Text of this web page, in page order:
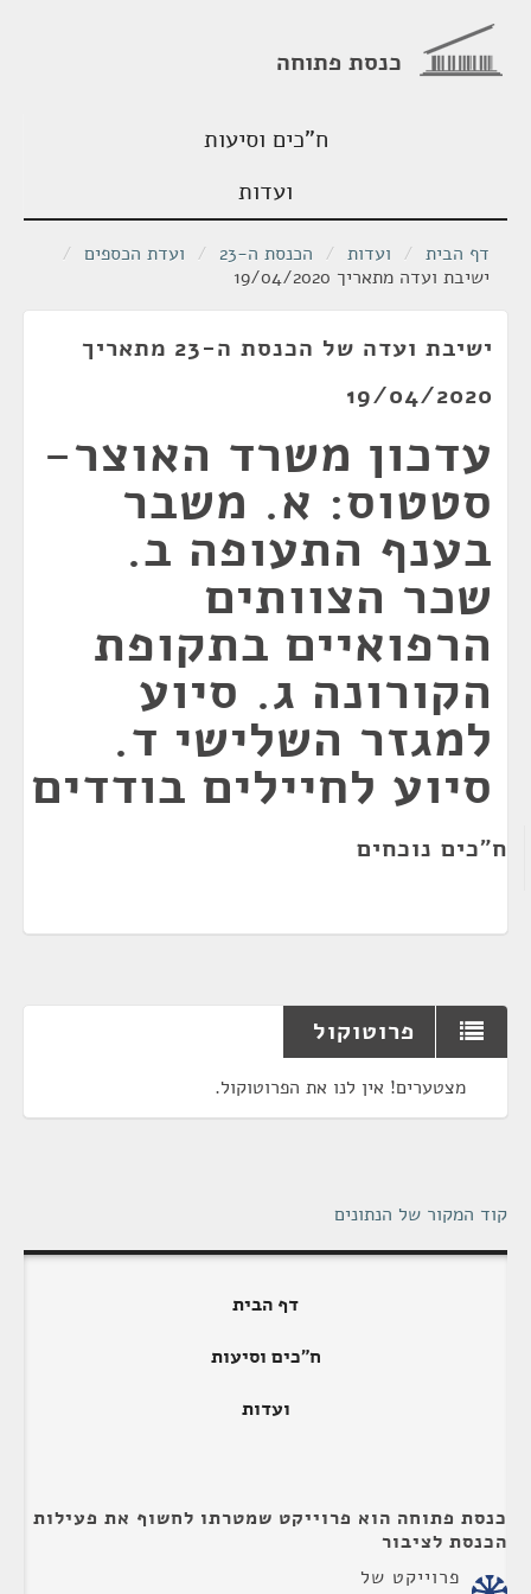
כנסת פתוחה
ח"כים וסיעות
ועדות
דף הבית / ועדות / הכנסת ה-23 / ועדת הכספים /
ישיבת ועדה מתאריך 19/04/2020
ישיבת ועדה של הכנסת ה-23 מתאריך
19/04/2020
עדכון משרד האוצר-
סטטוס: א. משבר
בענף התעופה ב.
שכר הצוותים
הרפואיים בתקופת
הקורונה ג. סיוע
למגזר השלישי ד.
סיוע לחיילים בודדים
ח"כים נוכחים
פרוטוקול
מצטערים! אין לנו את הפרוטוקול.
קוד המקור של הנתונים
דף הבית
ח"כים וסיעות
ועדות
כנסת פתוחה הוא פרוייקט שמטרתו לחשוף את פעילות
הכנסת לציבור
פרוייקט של